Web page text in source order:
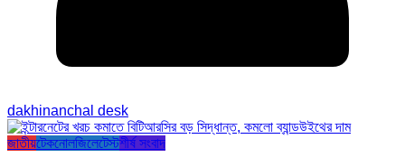
dakhinanchal desk
জাতীয়টেকনোলজিলেটেস্টশীর্ষ সংবাদ